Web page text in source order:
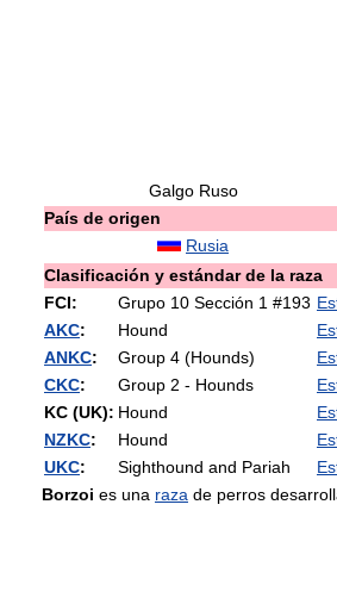
Galgo Ruso
País de origen
Rusia
Clasificación y estándar de la raza
FCI:
Grupo 10 Sección 1 #193
AKC: Hound
ANKC: Group 4 (Hounds)
CKC: Group 2 - Hounds
KC (UK): Hound
NZKC: Hound
UKC: Sighthound and Pariah
Borzoi es una raza de perros